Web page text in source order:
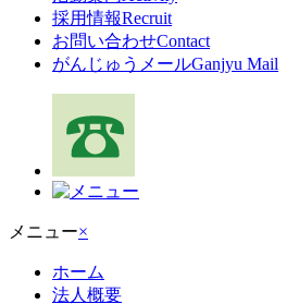
採用情報Recruit
お問い合わせContact
がんじゅうメールGanjyu Mail
メニュー×
ホーム
法人概要